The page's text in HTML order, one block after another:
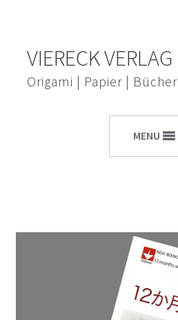
Navigation
springen
Inhalt
springen
VIERECK VERLAG
Origami | Papier | Bücher
MENU